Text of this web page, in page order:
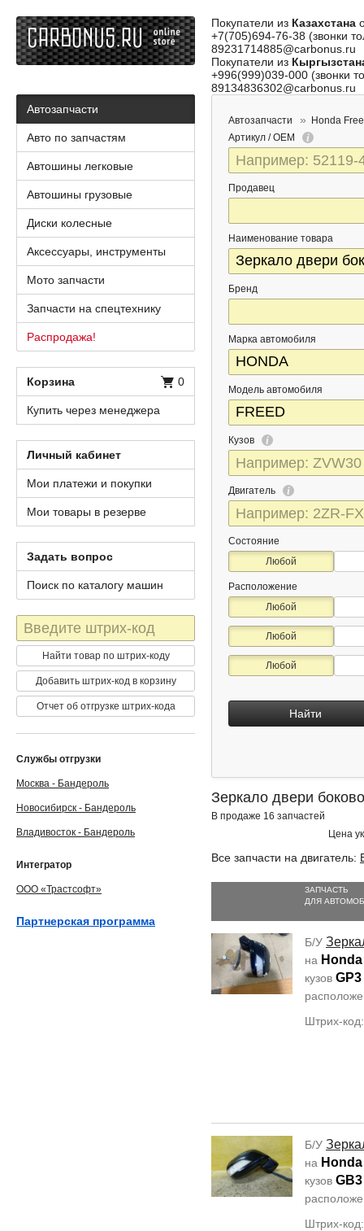
Покупатели из Казахстана
+7(705)694-76-38 (звонки
89231714885@carbonus.ru
Покупатели из
+996(999)039-000 (звонки
89134836302@carbonus.ru
Автозапчасти
Honda
Артикул / OEM
Продавец
Наименование товара
Бренд
Марка автомобиля
Модель автомобиля
Кузов
Двигатель
Состояние
Любой
Расположение
Любой
Любой
Любой
Найти
Зеркало двери
В продаже 16 запчастей
Цена
Все запчасти на двигатель:
ЗАПЧАСТЬ
ДЛЯ
Б/У
на
кузов GP3
Штрих-
Б/У
на
кузов GB3
Штрих-
Автозапчасти
Авто по запчастям
Автошины легковые
Автошины грузовые
Диски колесные
Аксессуары, инструменты
Мото запчасти
Запчасти на спецтехнику
Распродажа!
Корзина 0
Купить через менеджера
Личный кабинет
Мои платежи и покупки
Мои товары в резерве
Задать вопрос
Поиск по каталогу машин
Штрих-
код
Найти товар по штрих-коду
Добавить штрих-код в корзину
Отчет об отгрузке штрих-кода
Службы отгрузки
Москва - Бандероль
Новосибирск - Бандероль
Владивосток - Бандероль
Интегратор
ООО «Трастсофт»
Партнерская программа